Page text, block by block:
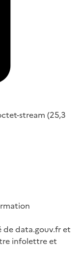
stream (25,3
de data.gouv.fr et
infolettre et